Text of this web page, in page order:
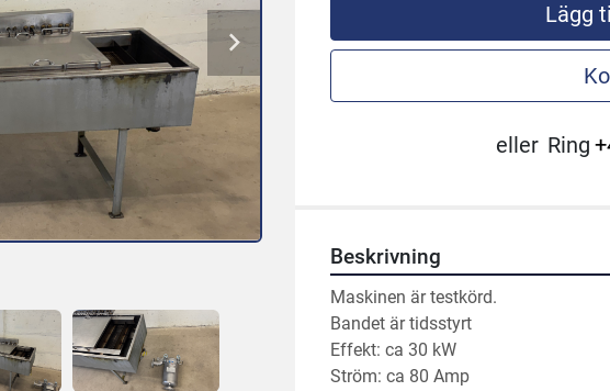
Lägg
eller Ring
Beskrivning
Maskinen är testkörd.
Bandet är tidsstyrt
Effekt: ca 30 kW
Ström: ca 80 Amp